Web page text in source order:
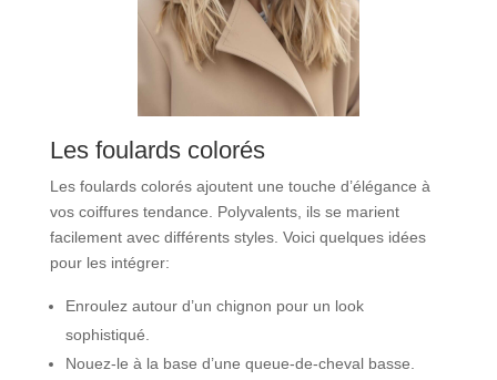
Les foulards colorés
Les foulards colorés ajoutent une touche d’élégance à
vos coiffures tendance. Polyvalents, ils se marient
facilement avec différents styles. Voici quelques idées
pour les intégrer:
Enroulez autour d’un chignon pour un look
sophistiqué.
Nouez-le à la base d’une queue-de-cheval basse.